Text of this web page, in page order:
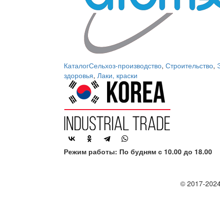
КаталогСельхоз-производство, Строительство,
здоровья, Лаки, краски
Режим работы: По будням с 10.00 до 18.00
© 2017-